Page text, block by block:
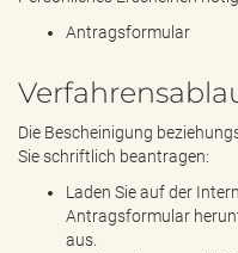
Antragsformular
Die Bescheinigung
Sie schriftlich beantragen:
Laden Sie auf der
Antragsformular
aus.